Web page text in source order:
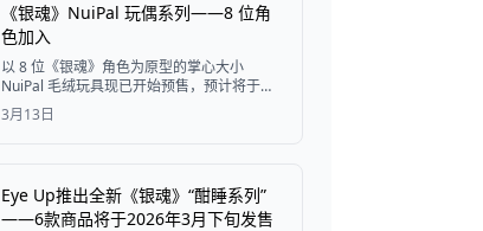
《银魂》NuiPal 玩偶系列——8 位角
色加入
以 8 位《银魂》角色为原型的掌心大小
NuiPal 毛绒玩具现已开始预售，预计将于
2026 年 8 月左右发售。
3月13日
Eye Up推出全新《银魂》“酣睡系列”
——6款商品将于2026年3月下旬发售